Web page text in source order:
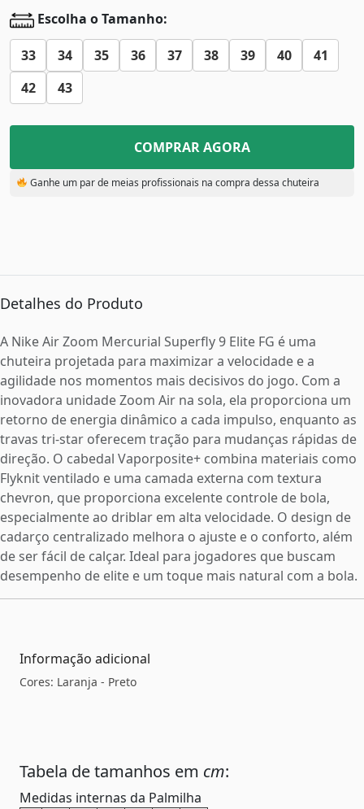
Escolha o Tamanho:
33 34 35 36 37 38 39 40
41
42
43
COMPRAR AGORA
Ganhe um par de meias profissionais na compra dessa chuteira
Detalhes do Produto
A Nike Air Zoom Mercurial Superfly 9 Elite FG é uma
chuteira projetada para maximizar a velocidade e a
agilidade nos momentos mais decisivos do jogo. Com a
inovadora unidade Zoom Air na sola, ela proporciona um
retorno de energia dinâmico a cada impulso, enquanto as
travas tri-star oferecem tração para mudanças rápidas de
direção. O cabedal Vaporposite+ combina materiais como
Flyknit ventilado e uma camada externa com textura
chevron, que proporciona excelente controle de bola,
especialmente ao driblar em alta velocidade. O design de
cadarço centralizado melhora o ajuste e o conforto, além
de ser fácil de calçar. Ideal para jogadores que buscam
desempenho de elite e um toque mais natural com a bola.
Informação adicional
Cores: Laranja - Preto
Tabela de tamanhos em cm:
Medidas internas da Palmilha